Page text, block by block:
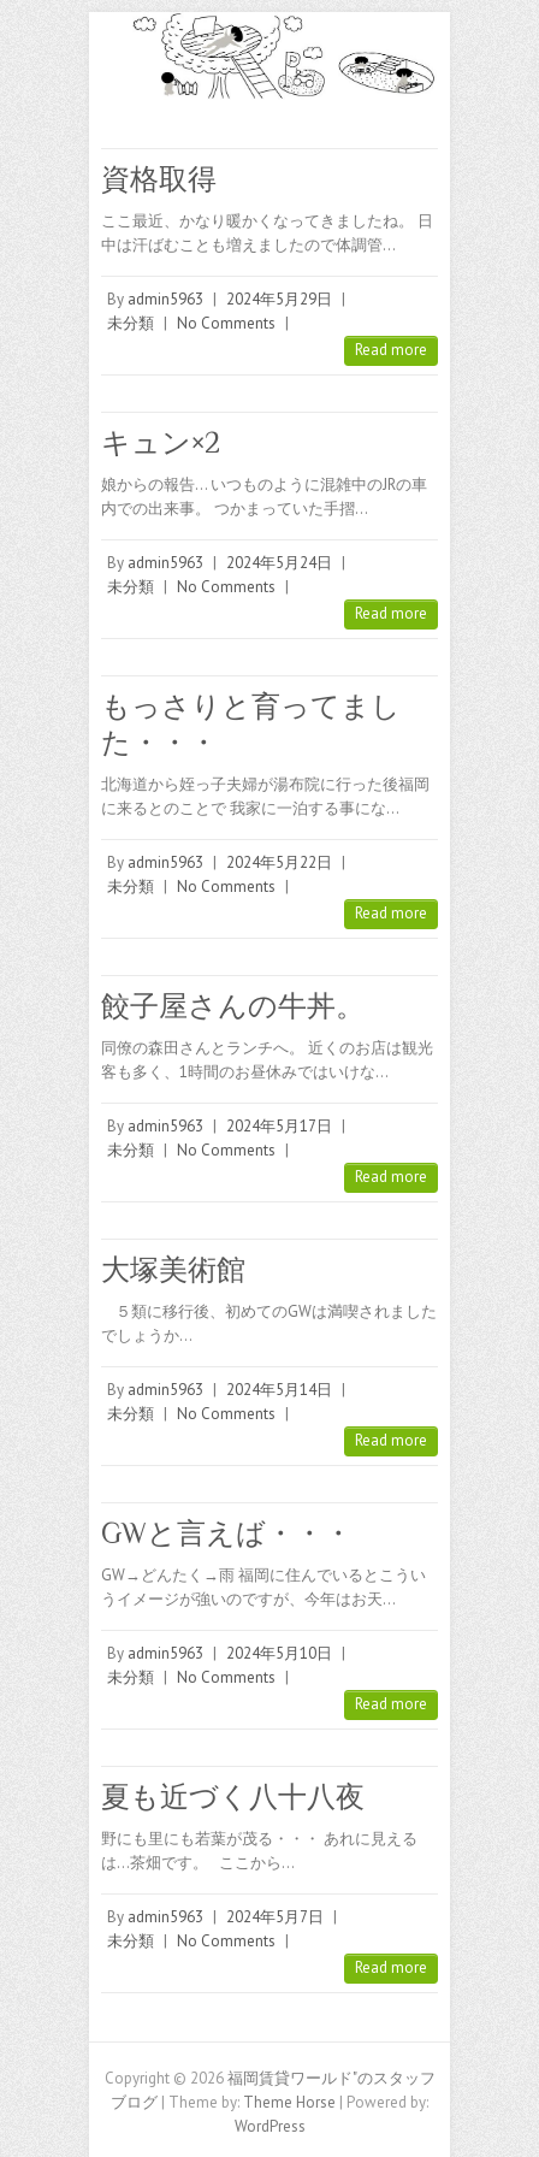
資格取得
ここ最近、かなり暖かくなってきましたね。 日
中は汗ばむことも増えましたので体調管…
By admin5963 | 2024年5月29日
|
未分類 | No Comments |
Read more
キュン×2
娘からの報告… いつものように混雑中のJRの車
内での出来事。 つかまっていた手摺…
By admin5963 | 2024年5月24日
|
未分類 | No Comments |
Read more
もっさりと育ってまし
た・・・
北海道から姪っ子夫婦が湯布院に行った後福岡
に来るとのことで 我家に一泊する事にな…
By admin5963 | 2024年5月22日
|
未分類 | No Comments |
Read more
餃子屋さんの牛丼。
同僚の森田さんとランチへ。 近くのお店は観光
客も多く、1時間のお昼休みではいけな…
By admin5963 | 2024年5月17日
|
未分類 | No Comments |
Read more
大塚美術館
５類に移行後、初めてのGWは満喫されました
でしょうか…
By admin5963 | 2024年5月14日
|
未分類 | No Comments |
Read more
GWと言えば・・・
GW→どんたく→雨 福岡に住んでいるとこうい
うイメージが強いのですが、今年はお天…
By admin5963 | 2024年5月10日
|
未分類 | No Comments |
Read more
夏も近づく八十八夜
野にも里にも若葉が茂る・・・ あれに見える
は…茶畑です。 ここから…
By admin5963 | 2024年5月7日
|
未分類 | No Comments |
Read more
Copyright © 2026福岡賃貸ワールド"のスタッフ
ブログ | Theme by: Theme Horse | Powered by:
WordPress